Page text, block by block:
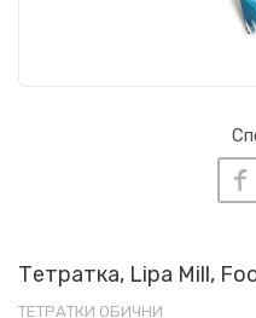
Тетратка, Lipa Mill,
ТЕТРАТКИ ОБИЧНИ